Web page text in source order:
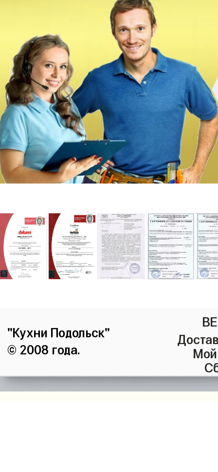
"Кухни Подольск"
© 2008 года.